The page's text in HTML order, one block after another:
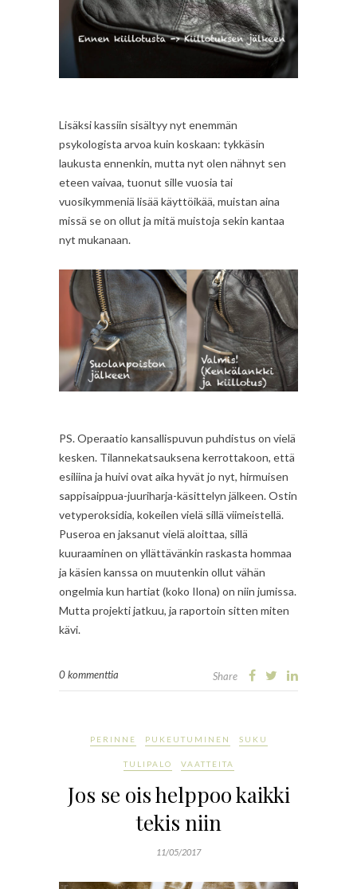
Lisäksi kassiin sisältyy nyt enemmän
psykologista arvoa kuin koskaan: tykkäsin
laukusta ennenkin, mutta nyt olen nähnyt sen
eteen vaivaa, tuonut sille vuosia tai
vuosikymmeniä lisää käyttöikää, muistan aina
missä se on ollut ja mitä muistoja sekin kantaa
nyt mukanaan.
PS. Operaatio kansallispuvun puhdistus on vielä
kesken. Tilannekatsauksena kerrottakoon, että
esiliina ja huivi ovat aika hyvät jo nyt, hirmuisen
sappisaippua-juuriharja-käsittelyn jälkeen. Ostin
vetyperoksidia, kokeilen vielä sillä viimeistellä.
Puseroa en jaksanut vielä aloittaa, sillä
kuuraaminen on yllättävänkin raskasta hommaa
ja käsien kanssa on muutenkin ollut vähän
ongelmia kun hartiat (koko Ilona) on niin jumissa.
Mutta projekti jatkuu, ja raportoin sitten miten
kävi.
0 kommenttia Share
PERINNE PUKEUTUMINEN SUKU
TULIPALO VAATTEITA
Jos se ois helppoo kaikki
tekis niin
11/05/2017